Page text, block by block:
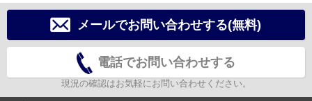
メールでお問い合わせする(無料)
電話でお問い合わせする
現況の確認はお気軽にお問い合わせください。